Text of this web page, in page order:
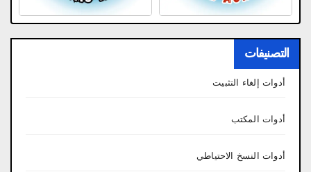
التصنيفات
أدوات إلغاء التثبيت
أدوات المكتب
أدوات النسخ الاحتياطي